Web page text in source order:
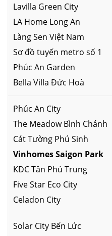
Lavilla Green City
LA Home Long An
Làng Sen Việt Nam
Sơ đồ tuyến metro số 1
Phúc An Garden
Bella Villa Đức Hoà
Phúc An City
The Meadow Bình Chánh
Cát Tường Phú Sinh
Vinhomes Saigon Park
KDC Tân Phú Trung
Five Star Eco City
Celadon City
Solar City Bến Lức